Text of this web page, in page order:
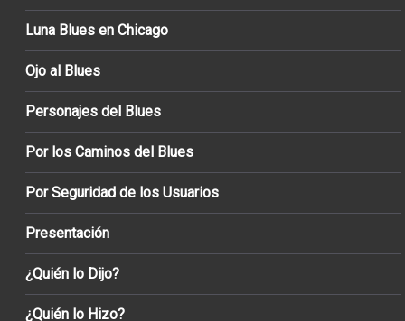
Luna Blues en Chicago
Ojo al Blues
Personajes del Blues
Por los Caminos del Blues
Por Seguridad de los Usuarios
Presentación
¿Quién lo Dijo?
¿Quién lo Hizo?